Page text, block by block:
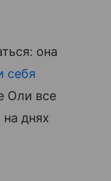
она
себя
Оли все
днях